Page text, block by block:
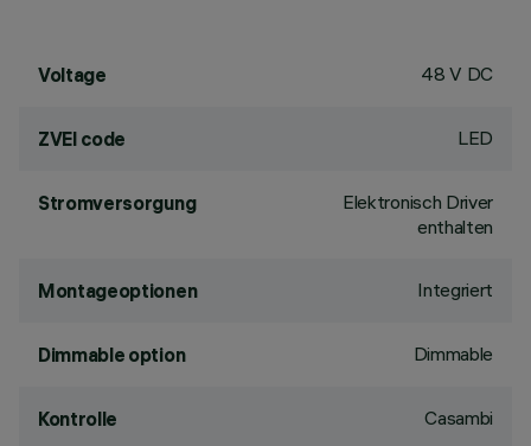
Voltage 48 V DC
ZVEI code LED
Stromversorgung
Elektronisch Driver
enthalten
Montageoptionen Integriert
Dimmable option Dimmable
Kontrolle Casambi